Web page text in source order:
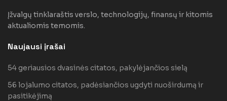
Įžvalgų tinklaraštis verslo, technologijų, finansų ir kitomis
aktualiomis temomis.
Naujausi įrašai
54 geriausios dvasinės citatos, pakylėjančios sielą
56 lojalumo citatos, padėsiančios ugdyti nuoširdumą ir
pasitikėjimą